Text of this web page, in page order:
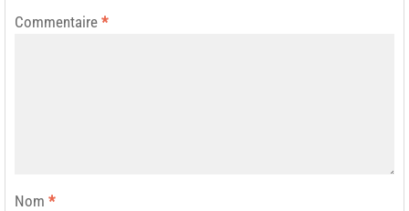
Commentaire *
Nom *